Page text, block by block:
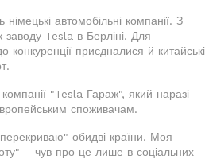
автомобільні компанії. З
заводу Tesla в Берліні. Для
приєдналися й китайські
"Tesla Гараж", який наразі
споживачам.
обидві країни. Моя
– чув про це лише в соціальних